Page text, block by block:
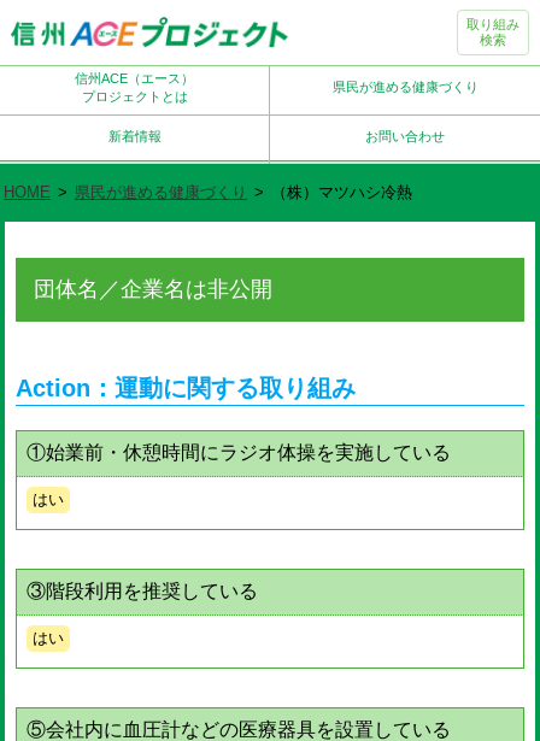
取り組み
検索
信州ACE（エース）
プロジェクトとは
県民が進める健康づくり
新着情報 お問い合わせ
HOME > 県民が進める健康づくり > （株）マツハシ冷熱
団体名／企業名は非公開
Action：運動に関する取り組み
①始業前・休憩時間にラジオ体操を実施している
はい
③階段利用を推奨している
はい
⑤会社内に血圧計などの医療器具を設置している